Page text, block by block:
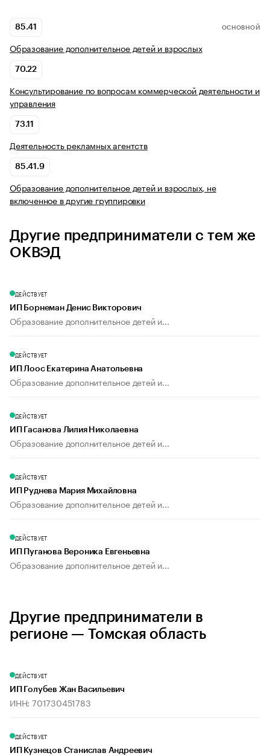
85.41 ОСНОВНОЙ
Образование дополнительное детей и взрослых
70.22
Консультирование по вопросам коммерческой деятельности и
управления
73.11
Деятельность рекламных агентств
85.41.9
Образование дополнительное детей и взрослых, не
включенное в другие группировки
Другие предприниматели с тем же
ОКВЭД
ДЕЙСТВУЕТ
ИП Борнеман Денис Викторович
Образование дополнительное детей и...
ДЕЙСТВУЕТ
ИП Лоос Екатерина Анатольевна
Образование дополнительное детей и...
ДЕЙСТВУЕТ
ИП Гасанова Лилия Николаевна
Образование дополнительное детей и...
ДЕЙСТВУЕТ
ИП Руднева Мария Михайловна
Образование дополнительное детей и...
ДЕЙСТВУЕТ
ИП Пуганова Вероника Евгеньевна
Образование дополнительное детей и...
Другие предприниматели в
регионе — Томская область
ДЕЙСТВУЕТ
ИП Голубев Жан Васильевич
ИНН: 701730451783
ДЕЙСТВУЕТ
ИП Кузнецов Станислав Андреевич